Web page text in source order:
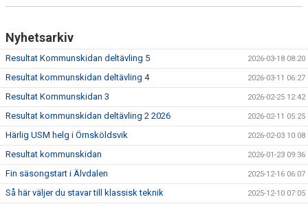
Nyhetsarkiv
Resultat Kommunskidan deltävling 5 2026-03-18 08:20
Resultat kommunskidan deltävling 4 2026-03-11 06:27
Resultat Kommunskidan 3 2026-02-25 12:42
Resultat kommunskidan deltävling 2 2026 2026-02-11 05:25
Härlig USM helg i Örnsköldsvik 2026-02-03 10:08
Resultat kommunskidan 2026-01-23 09:36
Fin säsongstart i Älvdalen 2025-12-16 06:07
Så här väljer du stavar till klassisk teknik 2025-12-10 07:05